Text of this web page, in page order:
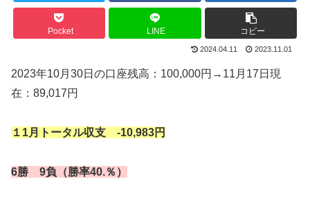
Pocket LINE コピー
2024.04.11 2023.11.01
2023年10月30日の口座残高：100,000円→11月17日現
在：89,017円
１1月トータル収支 -10,983円
6勝 9負（勝率40.％）